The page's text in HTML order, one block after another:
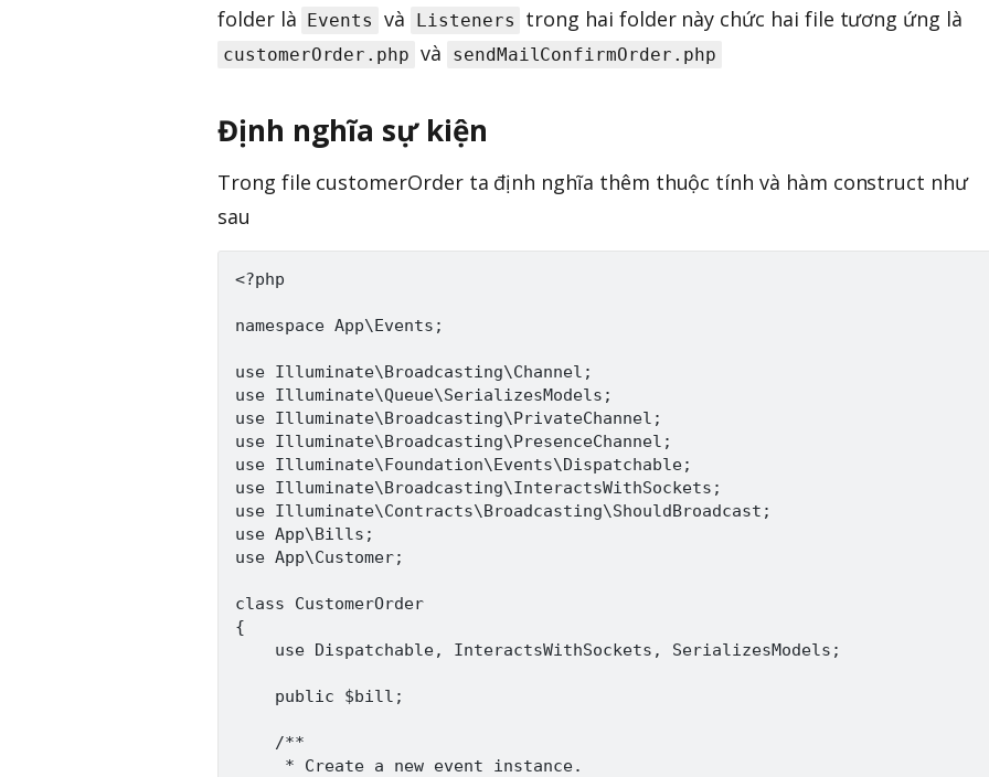
folder là Events và Listeners trong hai folder này chức hai file tương ứng là
customerOrder.php và sendMailConfirmOrder.php
Định nghĩa sự kiện
Trong file customerOrder ta định nghĩa thêm thuộc tính và hàm construct như
sau
<?php
namespace App\Events;
use Illuminate\Broadcasting\Channel;
use Illuminate\Queue\SerializesModels;
use Illuminate\Broadcasting\PrivateChannel;
use Illuminate\Broadcasting\PresenceChannel;
use Illuminate\Foundation\Events\Dispatchable;
use Illuminate\Broadcasting\InteractsWithSockets;
use Illuminate\Contracts\Broadcasting\ShouldBroadcast;
use App\Bills;
use App\Customer;
class CustomerOrder
{
    use Dispatchable, InteractsWithSockets, SerializesModels;
    public $bill;
    /**
     * Create a new event instance.